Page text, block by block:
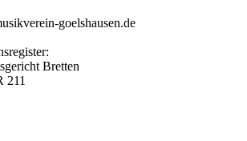
goelshausen.de
Bretten
211